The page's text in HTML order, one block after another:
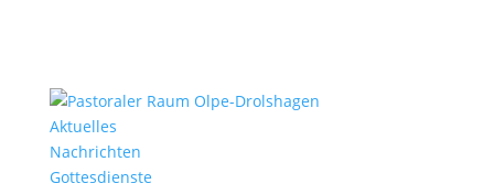
Aktu­elles
Nach­richten
Gottes­dienste